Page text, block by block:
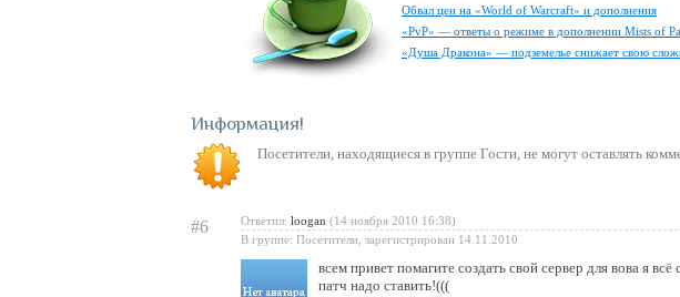
Обвал цен на «World of Warcraft» и дополнения
«PvP» — ответы о режиме в дополнении Mists of
«Душа Дракона» — подземелье снижает свою
Информация
Посетители, находящиеся в группе Гости, не могут оставлять
#6 Ответил: loogan (14 ноября 2010 16:38)
В группе: Посетители, зарегистрирован 14.11.2010
всем привет помагите создать свой сервер для вова я
патч надо ставить!(((